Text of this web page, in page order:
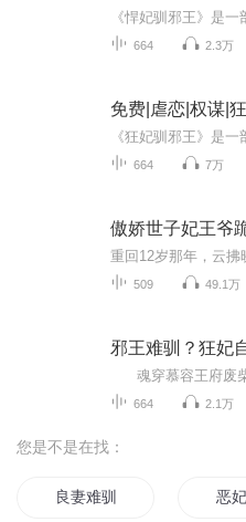
664 2.3万
免费|虐恋|权谋|
664 7万
傲娇世子妃王爷
509 49.1万
664 2.1万
您是不是在找：
良妻难驯 恶